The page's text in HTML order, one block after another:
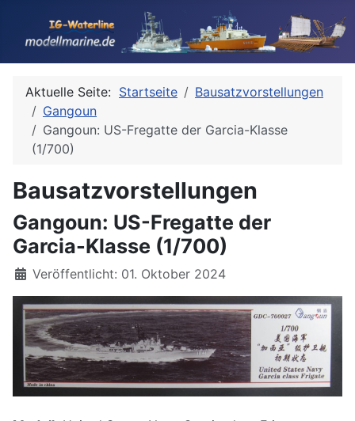
Aktuelle Seite: Startseite
Bausatzvorstellungen
Gangoun
Gangoun: US-Fregatte der Garcia-Klasse
(1/700)
Bausatzvorstellungen
Gangoun: US-Fregatte der
Garcia-Klasse (1/700)
Details
Veröffentlicht: 01. Oktober 2024